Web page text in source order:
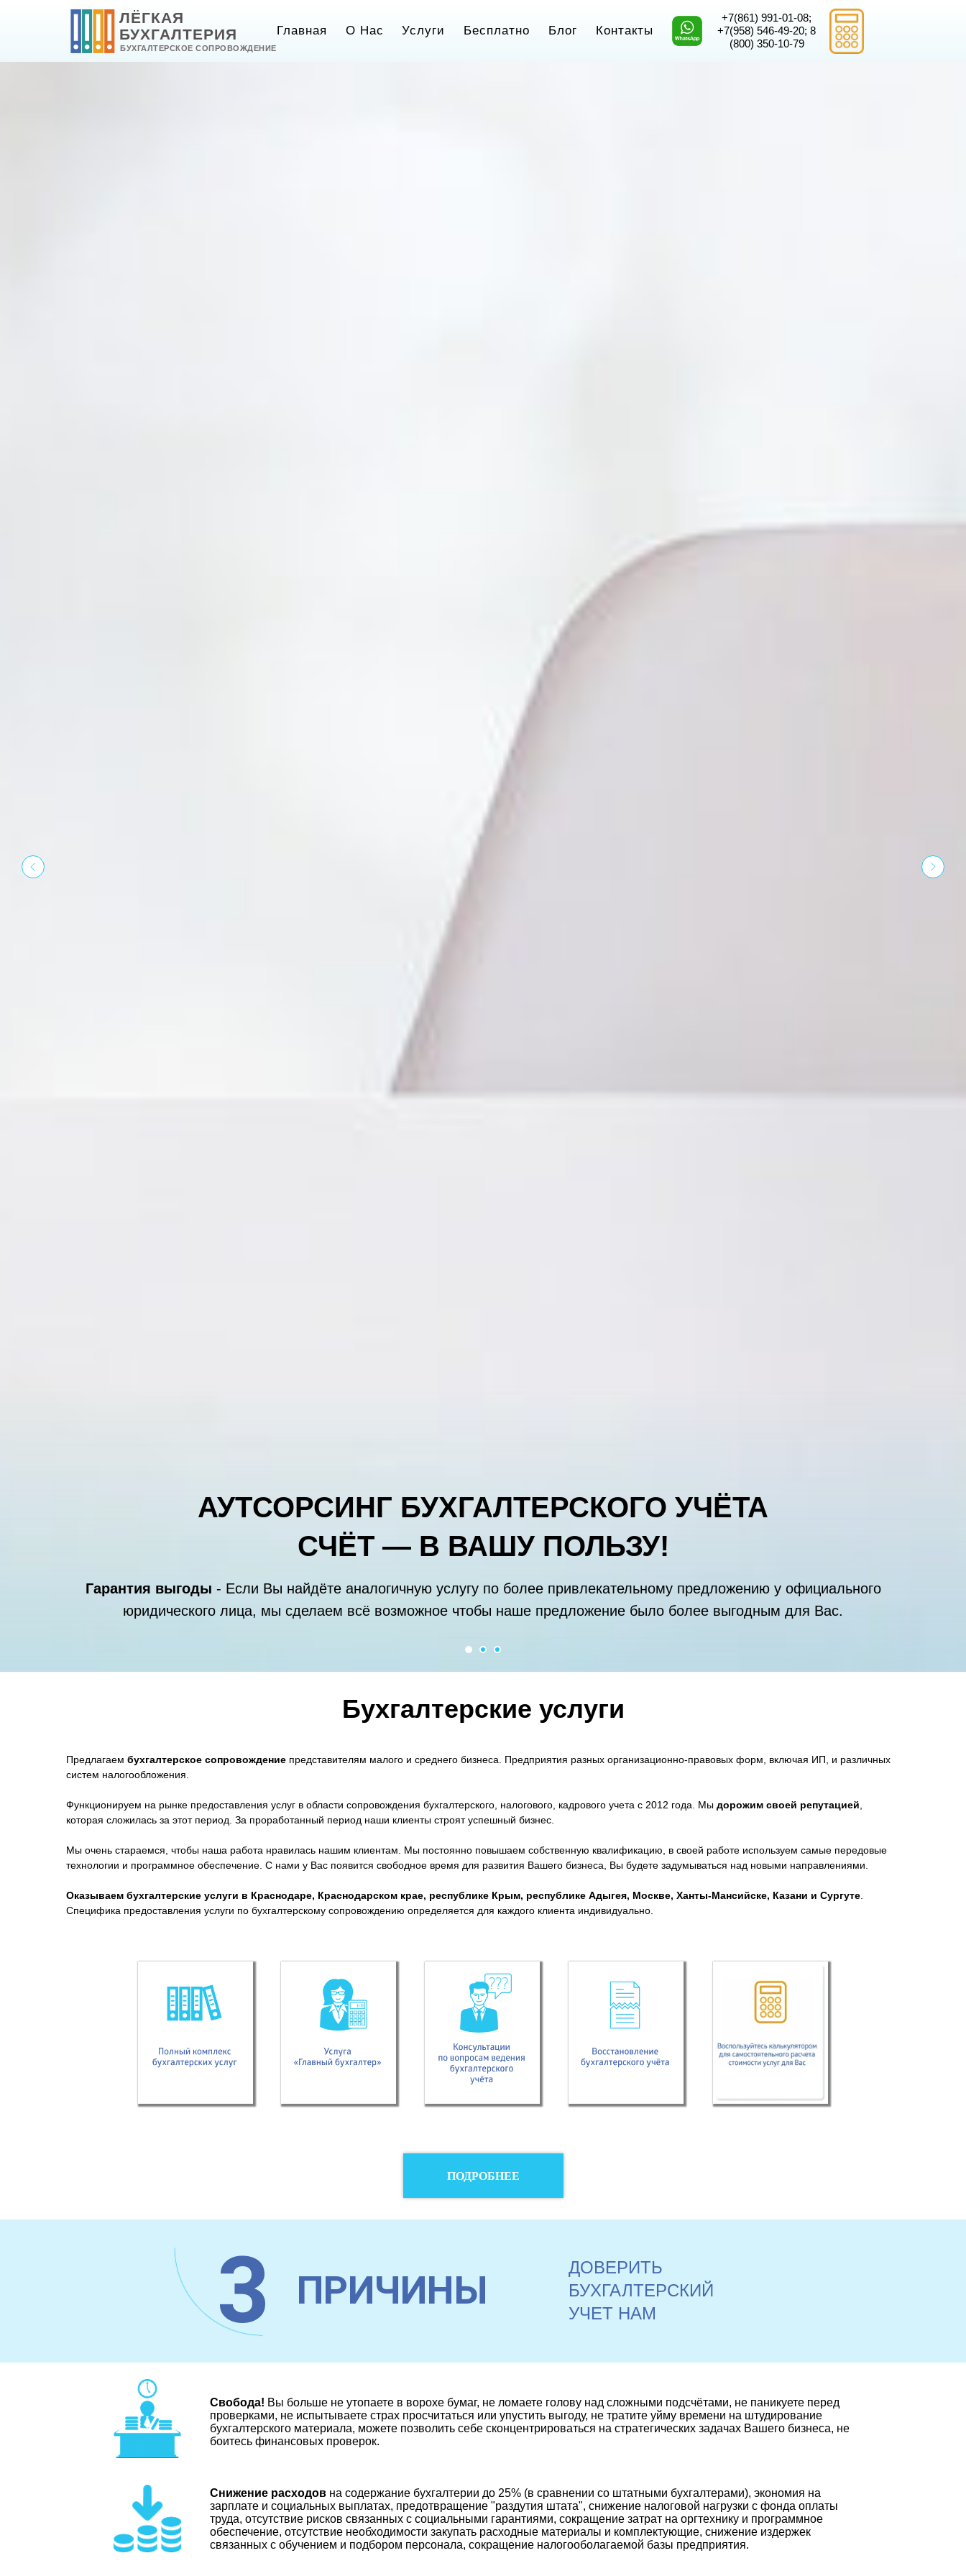
ЛЁГКАЯ
БУХГАЛТЕРИЯ
БУХГАЛТЕРСКОЕ СОПРОВОЖДЕНИЕ
Главная Блог
Услуги
О Нас Контакты
Бесплатно
+7(861) 991-01-08;
+7(958) 546-49-20; 8
(800) 350-10-79
АУТСОРСИНГ БУХГАЛТЕРСКОГО УЧЁТА
СЧЁТ — В ВАШУ ПОЛЬЗУ!
Гарантия выгоды - Если Вы найдёте аналогичную услугу по более привлекательному предложению у официального
юридического лица, мы сделаем всё возможное чтобы наше предложение было более выгодным для Вас.
Бухгалтерские услуги
Предлагаем бухгалтерское сопровождение представителям малого и среднего бизнеса. Предприятия разных организационно-правовых форм, включая ИП, и различных
систем налогообложения.
Функционируем на рынке предоставления услуг в области сопровождения бухгалтерского, налогового, кадрового учета с 2012 года. Мы дорожим своей репутацией
которая сложилась за этот период. За проработанный период наши клиенты строят успешный бизнес.
Мы очень стараемся, чтобы наша работа нравилась нашим клиентам. Мы постоянно повышаем собственную квалификацию, в своей работе используем самые передовые
технологии и программное обеспечение. С нами у Вас появится свободное время для развития Вашего бизнеса, Вы будете задумываться над новыми направлениями.
Оказываем бухгалтерские услуги в Краснодаре, Краснодарском крае, республике Крым, республике Адыгея, Москве, Ханты-Мансийске, Казани и Сургуте
Специфика предоставления услуги по бухгалтерскому сопровождению определяется для каждого клиента индивидуально.
ПОДРОБНЕЕ
3
ДОВЕРИТЬ
БУХГАЛТЕРСКИЙ
УЧЕТ НАМ
ПРИЧИНЫ
Свобода! Вы больше не утопаете в ворохе бумаг, не ломаете голову над сложными подсчётами, не паникуете перед
проверками, не испытываете страх просчитаться или упустить выгоду, не тратите уйму времени на штудирование
бухгалтерского материала, можете позволить себе сконцентрироваться на стратегических задачах Вашего бизнеса, не
боитесь финансовых проверок.
Снижение расходов на содержание бухгалтерии до 25% (в сравнении со штатными бухгалтерами), экономия на
зарплате и социальных выплатах, предотвращение "раздутия штата", снижение налоговой нагрузки с фонда оплаты
труда, отсутствие рисков связанных с социальными гарантиями, сокращение затрат на оргтехнику и программное
обеспечение, отсутствие необходимости закупать расходные материалы и комплектующие, снижение издержек
связанных с обучением и подбором персонала, сокращение налогооболагаемой базы предприятия.